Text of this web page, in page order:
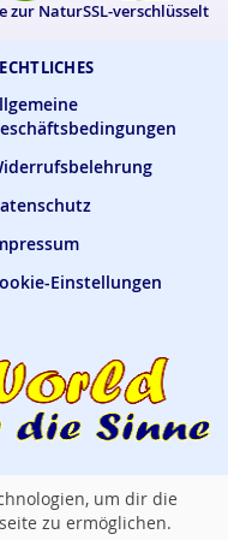
Einstellungen
zur NaturSSL-verschlüsselt
versorgt · verwöhnt
um dir die
zu ermöglichen.